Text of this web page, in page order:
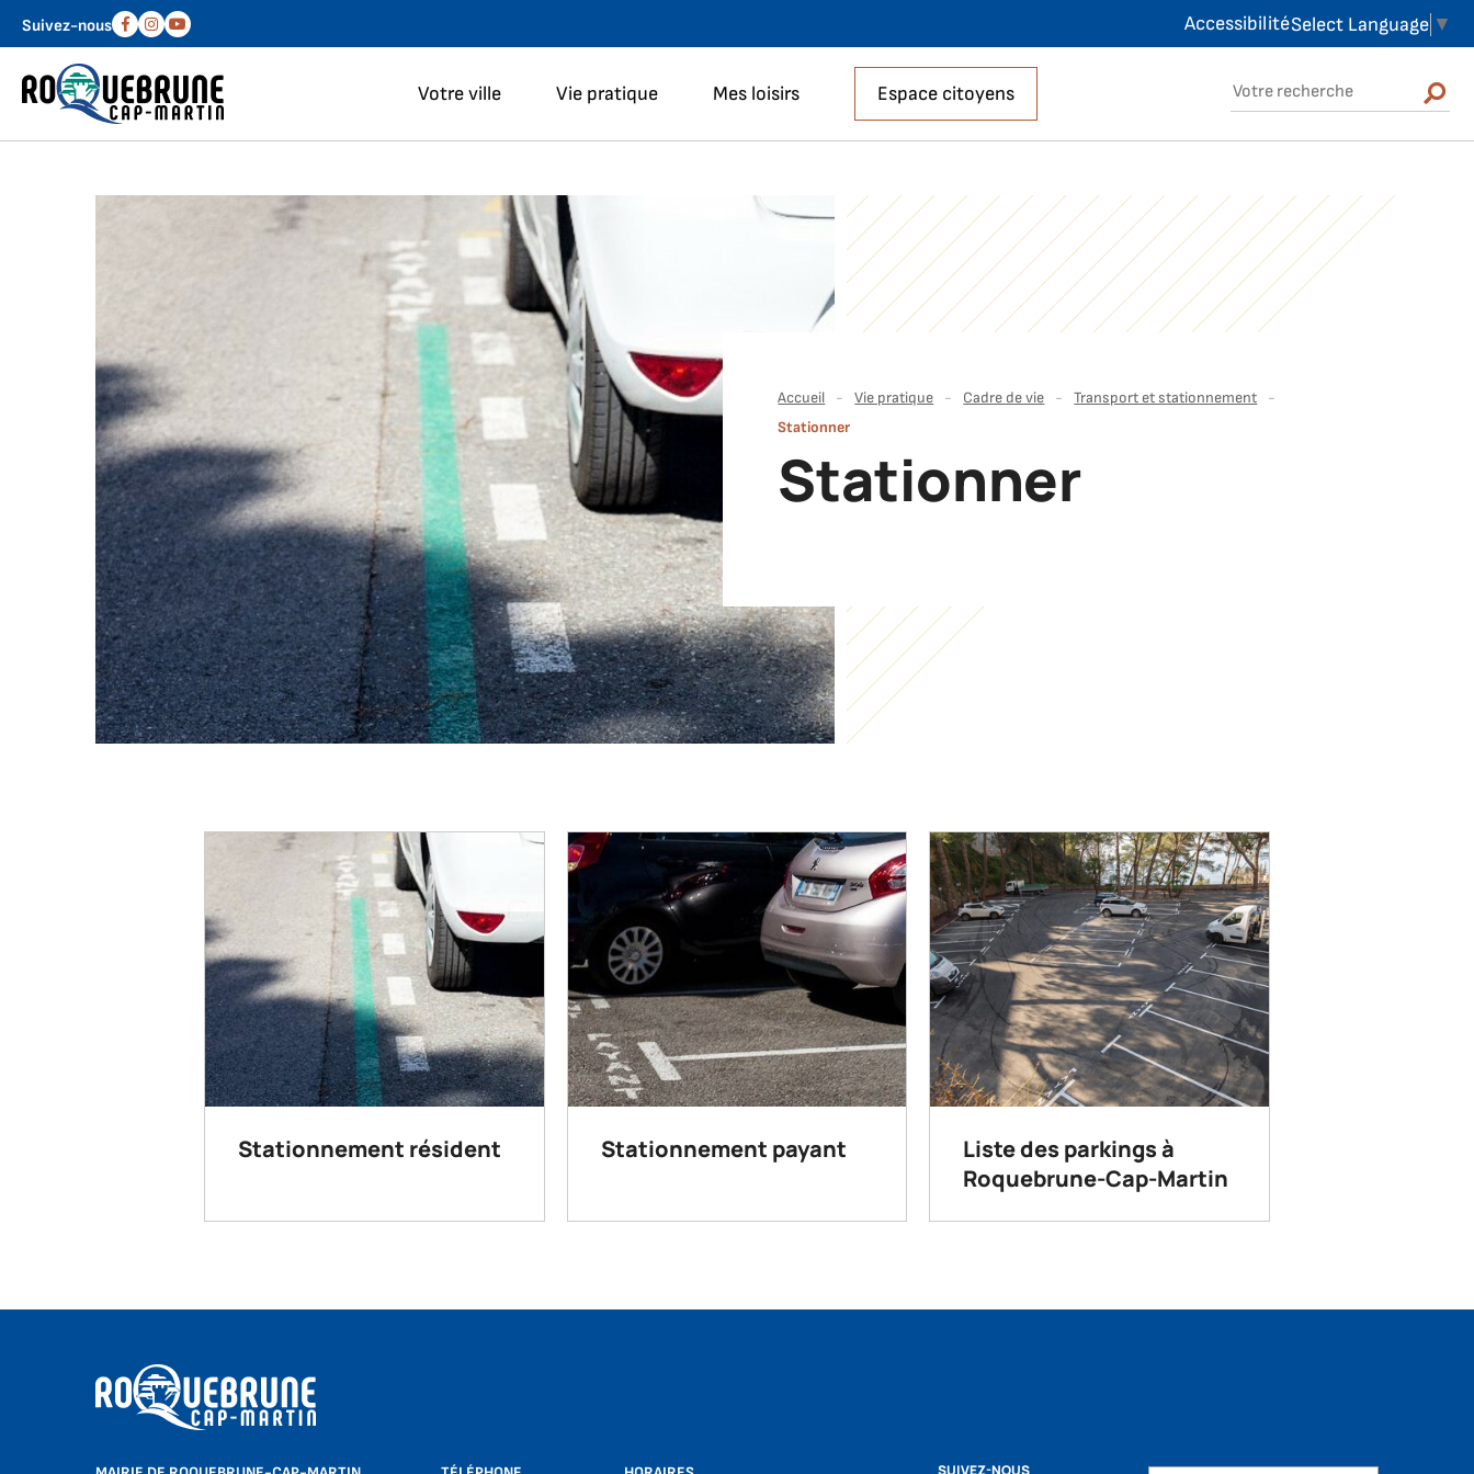
Votre ville Vie pratique Mes loisirs Espace citoyens Rechercher sur le site
Rechercher
Suivez-nous Facebook
Instagram
Youtube
AccessibilitéSelect Language ▼
Accueil Vie pratique Cadre de vie
Transport et stationnement
Stationner
Stationner
Stationnement résident Stationnement payant
Liste des parkings à
Roquebrune-Cap-Martin